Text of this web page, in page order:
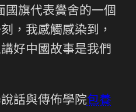
國旗代表黌舍的一個
，我感觸感染到，
好中國故事是我們
話與傳佈學院包養